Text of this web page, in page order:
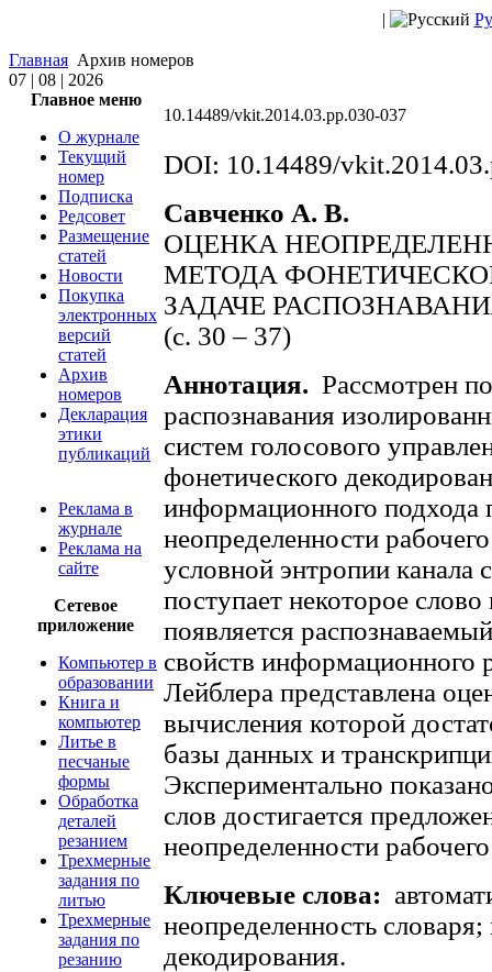
|
Главная Архив номеров
07 | 08 | 2026
Главное меню
О журнале
Текущий
номер
Подписка
Редсовет
Размещение
статей
Новости
Покупка
электронных
версий
статей
Архив
номеров
Декларация
этики
публикаций
Реклама в
журнале
Реклама на
сайте
Сетевое
приложение
Компьютер в
образовании
Книга и
компьютер
Литье в
песчаные
формы
Обработка
деталей
резанием
Трехмерные
задания по
литью
Трехмерные
задания по
резанию
10.14489/vkit.2014.03.pp.030-037
DOI: 10.14489/
Савченко А. В.
ОЦЕНКА
МЕТОДА
ЗАДАЧЕ
(с. 30 – 37)
Аннотация. Рассмотрен
распознавания
систем голосового
фонетического
информационного подхода
неопределенности
условной энтропии канала
поступает некоторое
появляется
свойств информационного
Лейблера представлена
вычисления которой
базы данных и
Экспериментально
слов достигается
неопределенности
Ключевые слова:
неопределенность
декодирования.